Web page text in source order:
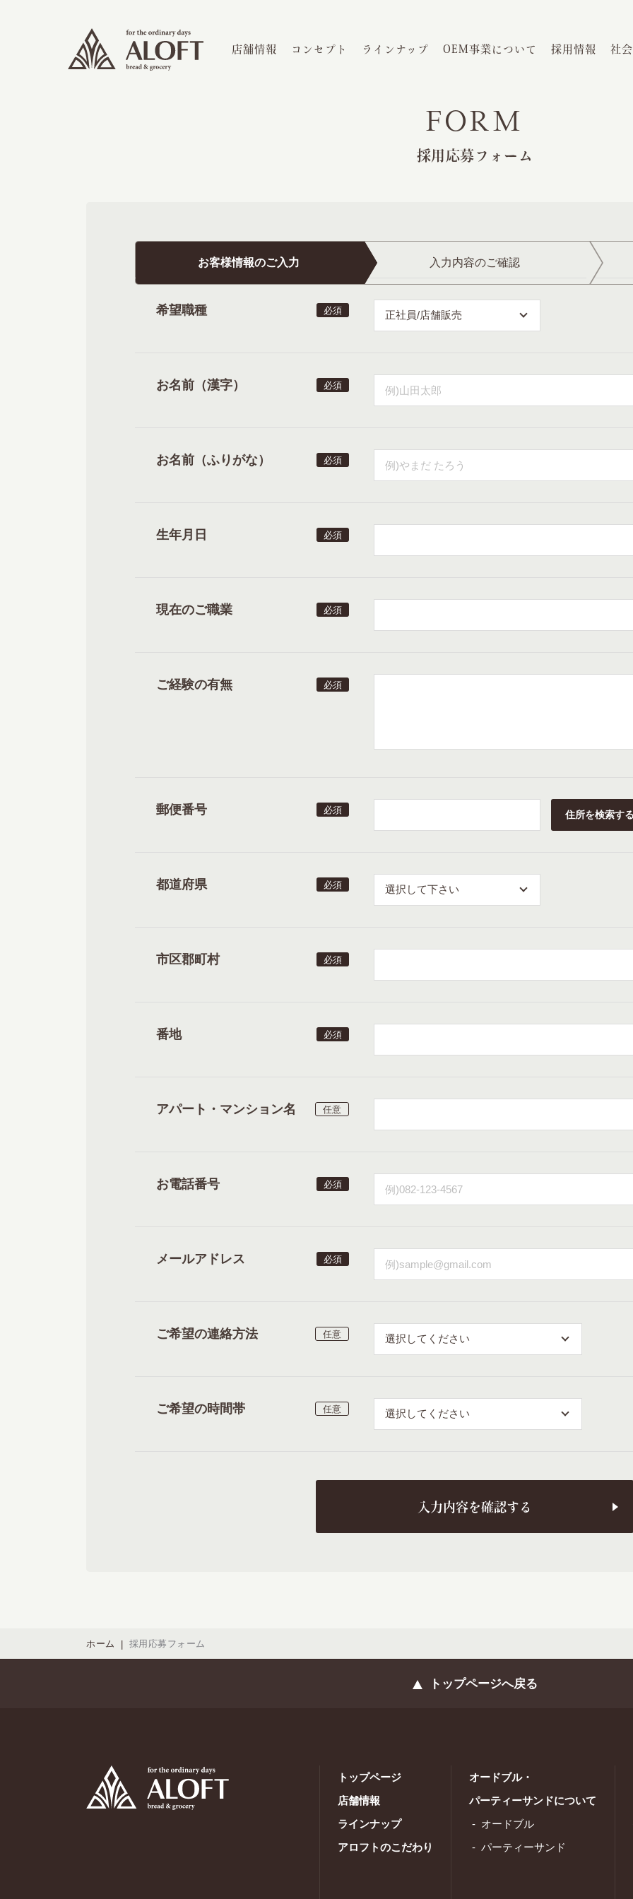
店舗情報 コンセプト ラインナップ OEM事業について 採用情報 社
FORM
採用応募フォーム
お客様情報のご入力 入力内容のご確認
希望職種
お名前（漢字）
お名前（ふりがな）
生年月日
現在のご職業
ご経験の有無
郵便番号 住所を検索す
都道府県
市区郡町村
番地
アパート・マンション名
お電話番号
メールアドレス
ご希望の連絡方法
ご希望の時間帯
入力内容を確認する
ホーム 採用応募フォーム
トップページへ戻る
トップページ
店舗情報
ラインナップ
アロフトのこだわり
オードブル・
パーティーサンドについて
オードブル
パーティーサンド